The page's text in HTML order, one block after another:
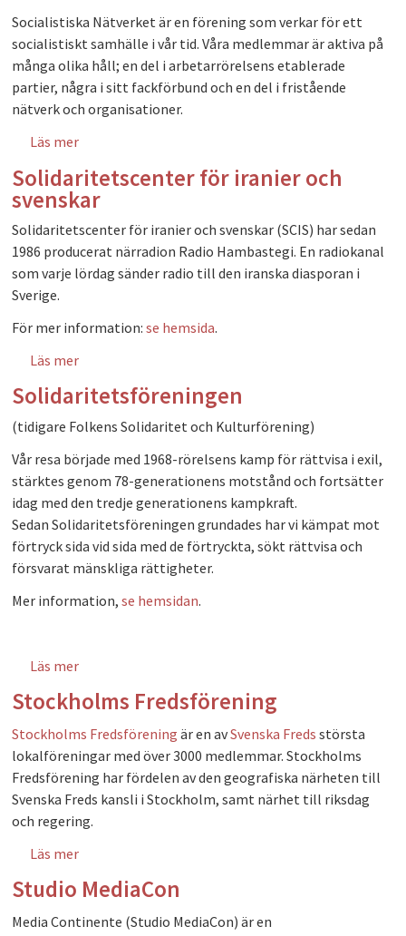
Socialistiska Nätverket är en förening som verkar för ett
socialistiskt samhälle i vår tid. Våra medlemmar är aktiva på
många olika håll; en del i arbetarrörelsens etablerade
partier, några i sitt fackförbund och en del i fristående
nätverk och organisationer.
Läs merom Socialistiska Nätverket
Solidaritetscenter för iranier och
svenskar
Solidaritetscenter för iranier och svenskar (SCIS) har sedan
1986 producerat närradion Radio Hambastegi. En radiokanal
som varje lördag sänder radio till den iranska diasporan i
Sverige.
För mer information:se hemsida.
Läs merom Solidaritetscenter för iranier och svenskar
Solidaritetsföreningen
(tidigare Folkens Solidaritet och Kulturförening)
Vår resa började med 1968-rörelsens kamp för rättvisa i exil,
stärktes genom 78-generationens motstånd och fortsätter
idag med den tredje generationens kampkraft.
Sedan Solidaritetsföreningen grundades har vi kämpat mot
förtryck sida vid sida med de förtryckta, sökt rättvisa och
försvarat mänskliga rättigheter.
Mer information,se hemsidan.
Läs merom Solidaritetsföreningen
Stockholms Fredsförening
Stockholms Fredsförening är en avSvenska Freds största
lokalföreningar med över 3000 medlemmar. Stockholms
Fredsförening har fördelen av den geografiska närheten till
Svenska Freds kansli i Stockholm, samt närhet till riksdag
och regering.
Läs merom Stockholms Fredsförening
Studio MediaCon
Media Continente (Studio MediaCon) är en